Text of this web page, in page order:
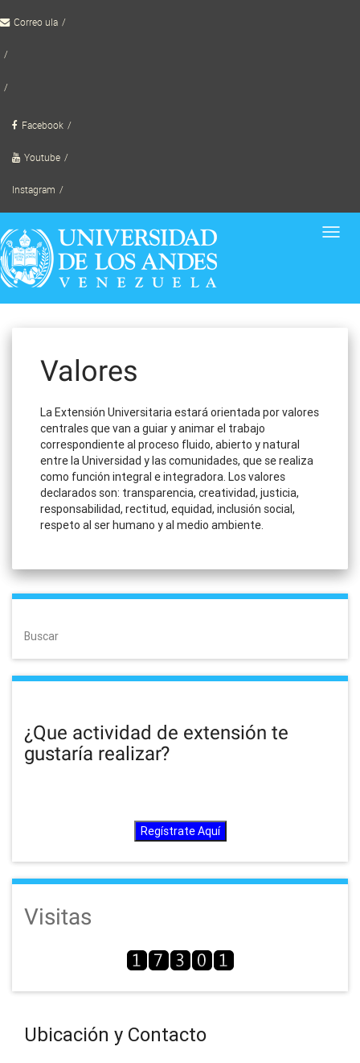
to Correo ula
Facebook
Youtube
Instagram
Valores
La Extensión Universitaria estará orientada por valores
centrales que van a guiar y animar el trabajo
correspondiente al proceso fluido, abierto y natural
entre la Universidad y las comunidades, que se realiza
como función integral e integradora. Los valores
declarados son: transparencia, creatividad, justicia,
responsabilidad, rectitud, equidad, inclusión social,
respeto al ser humano y al medio ambiente.
Buscar
¿Que actividad de extensión te
gustaría realizar?
Regístrate Aquí
Visitas
Ubicación y Contacto